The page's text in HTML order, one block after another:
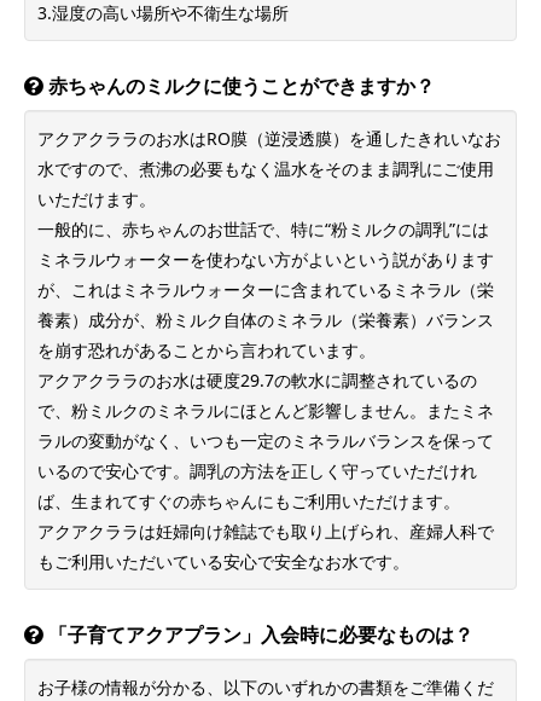
3.湿度の高い場所や不衛生な場所
赤ちゃんのミルクに使うことができますか？
アクアクララのお水はRO膜（逆浸透膜）を通したきれいなお
水ですので、煮沸の必要もなく温水をそのまま調乳にご使用
いただけます。
一般的に、赤ちゃんのお世話で、特に“粉ミルクの調乳”には
ミネラルウォーターを使わない方がよいという説があります
が、これはミネラルウォーターに含まれているミネラル（栄
養素）成分が、粉ミルク自体のミネラル（栄養素）バランス
を崩す恐れがあることから言われています。
アクアクララのお水は硬度29.7の軟水に調整されているの
で、粉ミルクのミネラルにほとんど影響しません。またミネ
ラルの変動がなく、いつも一定のミネラルバランスを保って
いるので安心です。調乳の方法を正しく守っていただけれ
ば、生まれてすぐの赤ちゃんにもご利用いただけます。
アクアクララは妊婦向け雑誌でも取り上げられ、産婦人科で
もご利用いただいている安心で安全なお水です。
「子育てアクアプラン」入会時に必要なものは？
お子様の情報が分かる、以下のいずれかの書類をご準備くだ